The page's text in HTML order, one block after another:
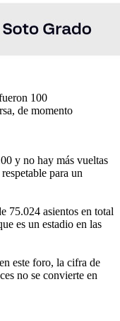
100
de momento
y no hay más vueltas
para un
75.024 asientos en total
es un estadio en las
este foro, la cifra de
no se convierte en